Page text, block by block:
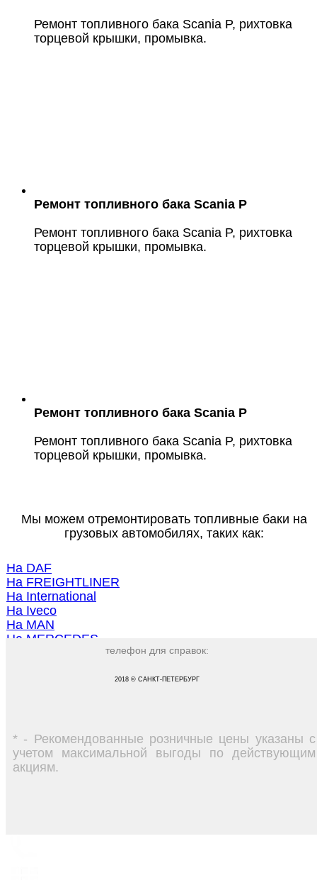
Ремонт топливного бака Scania P, рихтовка
торцевой крышки, промывка.
Ремонт топливного бака Scania P
Ремонт топливного бака Scania P, рихтовка
торцевой крышки, промывка.
Ремонт топливного бака Scania P
Ремонт топливного бака Scania P, рихтовка
торцевой крышки, промывка.
Мы можем отремонтировать топливные баки на
грузовых автомобилях, таких как:
На DAF
На FREIGHTLINER
На International
На Iveco
На MAN
На MERCEDES
телефон для справок:
2018 © САНКТ-ПЕТЕРБУРГ
* - Рекомендованные розничные цены указаны с
учетом максимальной выгоды по действующим
акциям.